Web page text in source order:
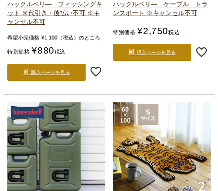
ハックルベリ― フィッシングキ
ット ※代引き・後払い不可 ※キ
ャンセル不可
希望小売価格 ¥1,100 （税込）のところ
特別価格 ¥880税込
購入ページを見る
ハックルベリ― ケーブル トラ
ンスポート ※キャンセル不可
特別価格 ¥2,750税込
購入ページを見る